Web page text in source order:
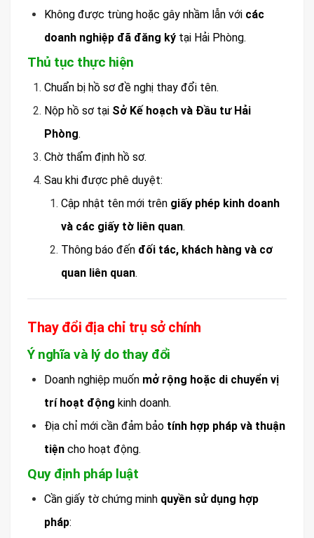
Không được trùng hoặc gây nhầm lẫn với các
doanh nghiệp đã đăng ký tại Hải Phòng.
Thủ tục thực hiện
Chuẩn bị hồ sơ đề nghị thay đổi tên.
Nộp hồ sơ tại Sở Kế hoạch và Đầu tư Hải
Phòng.
Chờ thẩm định hồ sơ.
Sau khi được phê duyệt:
Cập nhật tên mới trên giấy phép kinh doanh
và các giấy tờ liên quan.
Thông báo đến đối tác, khách hàng và cơ
quan liên quan.
Thay đổi địa chỉ trụ sở chính
Ý nghĩa và lý do thay đổi
Doanh nghiệp muốn mở rộng hoặc di chuyển vị
trí hoạt động kinh doanh.
Địa chỉ mới cần đảm bảo tính hợp pháp và thuận
tiện cho hoạt động.
Quy định pháp luật
Cần giấy tờ chứng minh quyền sử dụng hợp
pháp: